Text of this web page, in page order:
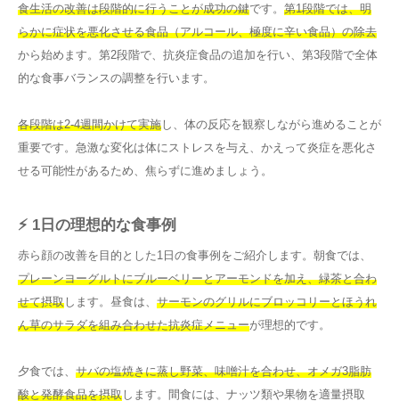
食生活の改善は段階的に行うことが成功の鍵です。 第1段階では、明
らかに症状を悪化させる食品（アルコール、極度に辛い食品）の除去
から始めます。第2段階で、抗炎症食品の追加を行い、第3段階で全体
的な食事バランスの調整を行います。
各段階は2-4週間かけて実施し、体の反応を観察しながら進めることが
重要です。急激な変化は体にストレスを与え、かえって炎症を悪化さ
せる可能性があるため、焦らずに進めましょう。
⚡ 1日の理想的な食事例
赤ら顔の改善を目的とした1日の食事例をご紹介します。朝食では、
プレーンヨーグルトにブルーベリーとアーモンドを加え、緑茶と合わ
せて摂取します。昼食は、 サーモンのグリルにブロッコリーとほうれ
ん草のサラダを組み合わせた抗炎症メニューが理想的です。
夕食では、 サバの塩焼きに蒸し野菜、味噌汁を合わせ、オメガ3脂肪
酸と発酵食品を摂取します。間食には、ナッツ類や果物を適量摂取